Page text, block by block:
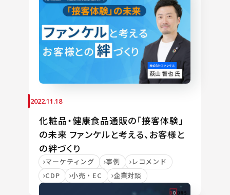
2022.11.18
化粧品・健康食品通販の「接客体験」
の未来 ファンケルと考える、お客様と
の絆づくり
マーケティング 事例
レコメンド
CDP
小売・EC 企業対談